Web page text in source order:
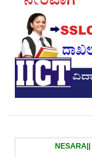
NESARA||